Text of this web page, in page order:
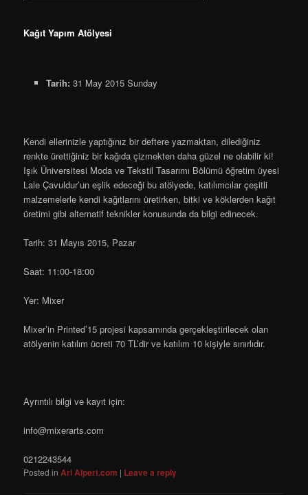
Kağıt Yapım Atölyesi
Tarih: 31 May 2015 Sunday
Kendi ellerinizle yaptığınız bir deftere yazmaktan, dilediğiniz
renkte ürettiğiniz bir kağıda çizmekten daha güzel ne olabilir ki!
Işık Üniversitesi Moda ve Tekstil Tasarımı Bölümü öğretim üyesi
Lale Çavuldur’un eşlik edeceği bu atölyede, katılımcılar çeşitli
malzemelerle kendi kağıtlarını üretirken, bitki ve köklerden kağıt
üretimi gibi alternatif teknikler konusunda da bilgi edinecek.
Tarih: 31 Mayıs 2015, Pazar
Saat: 11:00-18:00
Yer: Mixer
Mixer’in Printed’15 projesi kapsamında gerçekleştirilecek olan
atölyenin katılım ücreti 70 TL’dir ve katılım 10 kişiyle sınırlıdır.
Ayrıntılı bilgi ve kayıt için:
info@mixerarts.com
0212243544
Posted in Ari Alpert.com | Leave a reply